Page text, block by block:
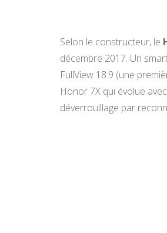
Selon le constructeur, le
décembre 2017. Un
FullView 18:9 (une
Honor 7X qui évolue
déverrouillage par